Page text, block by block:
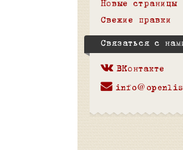
Новые страницы
Свежие правки
Связаться с
ВКонтакте